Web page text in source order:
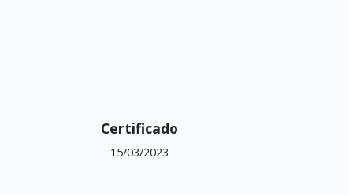
Certificado
15/03/2023